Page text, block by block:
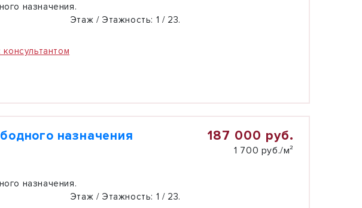
назначения.
Этаж / Этажность: 1 / 23.
назначения 187 000 руб.
1 700 руб./м²
назначения.
Этаж / Этажность: 1 / 23.